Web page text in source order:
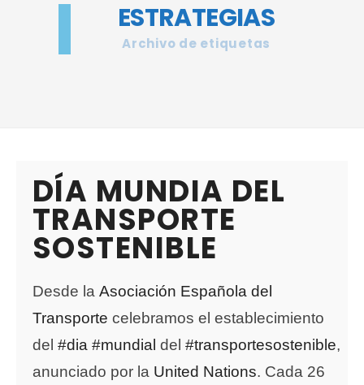
ESTRATEGIAS
Archivo de etiquetas
DÍA MUNDIA DEL
TRANSPORTE
SOSTENIBLE
Desde la Asociación Española del
Transporte celebramos el establecimiento
del #dia #mundial del #transportesostenible,
anunciado por la United Nations. Cada 26